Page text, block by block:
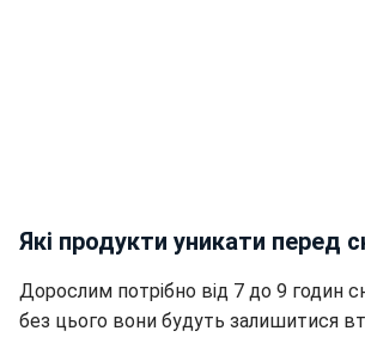
Які продукти уникати перед
Дорослим потрібно від 7 до 9 годин
без цього вони будуть залишитися